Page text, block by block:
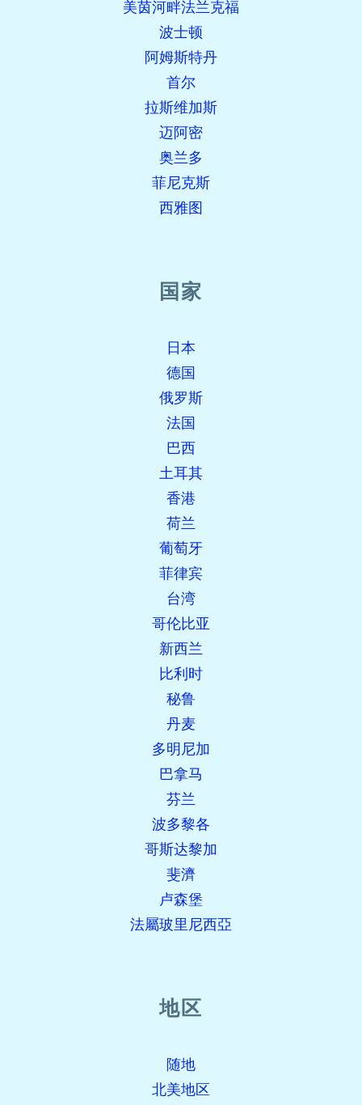
美茵河畔法兰克福
波士顿
阿姆斯特丹
首尔
拉斯维加斯
迈阿密
奥兰多
菲尼克斯
西雅图
国家
日本
德国
俄罗斯
法国
巴西
土耳其
香港
荷兰
葡萄牙
菲律宾
台湾
哥伦比亚
新西兰
比利时
秘鲁
丹麦
多明尼加
巴拿马
芬兰
波多黎各
哥斯达黎加
斐濟
卢森堡
法屬玻里尼西亞
地区
随地
北美地区